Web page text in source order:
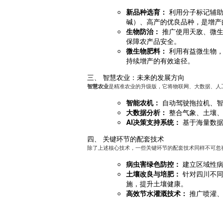
新品种选育： 利用分子标记辅
碱）、高产的优良品种，是增产
生物防治： 推广使用天敌、微
保障农产品安全。
微生物肥料： 利用有益微生物
持续增产的有效途径。
三、 智慧农业：未来的发展方向
智慧农业是精准农业的升级版，它将物联网、大数据、
智能农机： 自动驾驶拖拉机、
大数据分析： 整合气象、土壤
AI决策支持系统： 基于海量数
四、 关键环节的配套技术
除了上述核心技术，一些关键环节的配套技术同样不可忽
病虫害绿色防控： 建立区域性
土壤改良与培肥： 针对四川不
施，提升土壤健康。
高效节水灌溉技术： 推广喷灌